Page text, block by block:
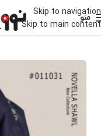
Skip to navigation
Skip to main content
منو
خانه شال